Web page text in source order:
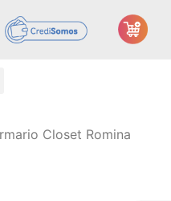
Closet Romina